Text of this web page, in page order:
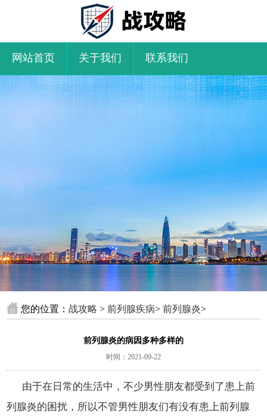
网站首页 关于我们 联系我们
您的位置：战攻略 >前列腺疾病>前列腺炎>
前列腺炎的病因多种多样的
时间：2021-09-22
由于在日常的生活中，不少男性朋友都受到了患上前
列腺炎的困扰，所以不管男性朋友们有没有患上前列腺